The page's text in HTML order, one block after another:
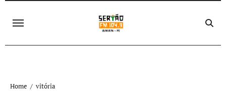
Home vitória